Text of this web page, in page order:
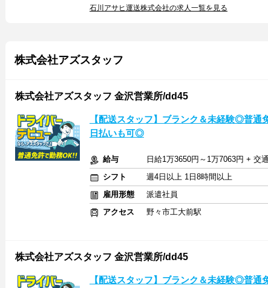
石川アサヒ運送株式会社の求人一覧を見る
株式会社アズスタッフ
株式会社アズスタッフ 金沢営業所/dd45
【配送スタッフ】ブランク＆未経験◎普
日払いも可◎
給与
日給1万3650円～1万7063円 + 交
シフト
週4日以上 1日8時間以上
雇用形態
派遣社員
アクセス
野々市工大前駅
株式会社アズスタッフ 金沢営業所/dd45
【配送スタッフ】ブランク＆未経験◎普